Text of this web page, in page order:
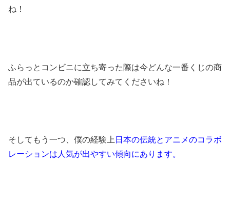
ね！
ふらっとコンビニに立ち寄った際は今どんな一番くじの商
品が出ているのか確認してみてくださいね！
そしてもう一つ、僕の経験上 日本の伝統とアニメのコラボ
レーションは人気が出やすい傾向にあります。